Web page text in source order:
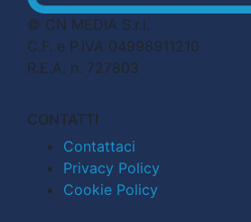
© CN MEDIA S.r.l.
C.F. e P.IVA 04998911210
R.E.A. n. 727803
CONTATTI
Contattaci
Privacy Policy
Cookie Policy